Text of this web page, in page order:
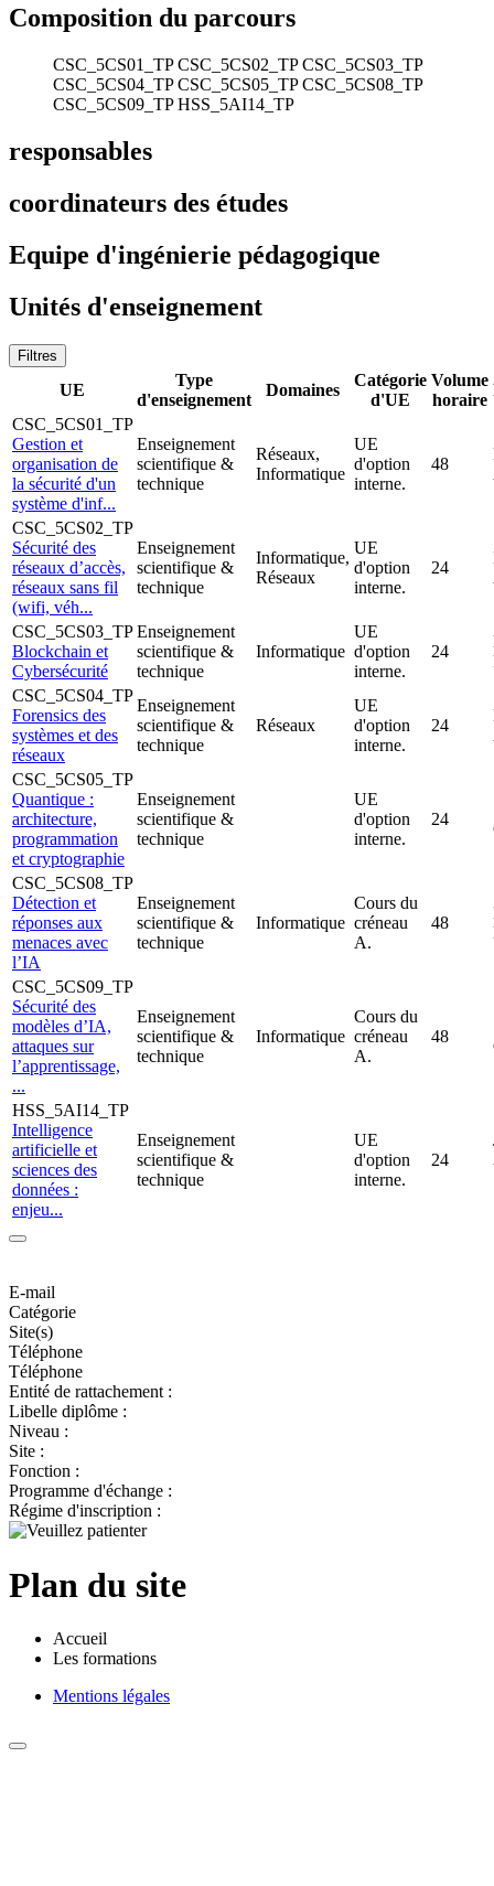
Composition du parcours
CSC_5CS01_TP CSC_5CS02_TP CSC_5CS03_TP
CSC_5CS04_TP CSC_5CS05_TP CSC_5CS08_TP
CSC_5CS09_TP HSS_5AI14_TP
responsables
coordinateurs des études
Equipe d'ingénierie pédagogique
Unités d'enseignement
Filtres
UE
Type
d'enseignement
Domaines
Catégorie
d'UE
Volume
horaire
CSC_5CS01_TP
Gestion et
organisation de
la sécurité d'un
système d'inf...
Enseignement
scientifique &
technique
Réseaux,
Informatique
UE
d'option
interne.
48
CSC_5CS02_TP
Sécurité des
réseaux d’accès,
réseaux sans fil
(wifi, véh...
Enseignement
scientifique &
technique
Informatique,
Réseaux
UE
d'option
interne.
24
CSC_5CS03_TP
Blockchain et
Cybersécurité
Enseignement
scientifique &
technique
Informatique
UE
d'option
interne.
24
CSC_5CS04_TP
Forensics des
systèmes et des
réseaux
Enseignement
scientifique &
technique
Réseaux
UE
d'option
interne.
24
CSC_5CS05_TP
Quantique :
architecture,
programmation
et cryptographie
Enseignement
scientifique &
technique
UE
d'option
interne.
24
CSC_5CS08_TP
Détection et
réponses aux
menaces avec
l’IA
Enseignement
scientifique &
technique
Informatique
Cours du
créneau
A.
48
CSC_5CS09_TP
Sécurité des
modèles d’IA,
attaques sur
l’apprentissage,
...
Enseignement
scientifique &
technique
Informatique
Cours du
créneau
A.
48
HSS_5AI14_TP
Intelligence
artificielle et
sciences des
données :
enjeu...
Enseignement
scientifique &
technique
UE
d'option
interne.
24
E-mail
Catégorie
Site(s)
Téléphone
Téléphone
Entité de rattachement :
Libelle diplôme :
Niveau :
Site :
Fonction :
Programme d'échange :
Régime d'inscription :
Plan du site
Accueil
Les formations
Mentions légales